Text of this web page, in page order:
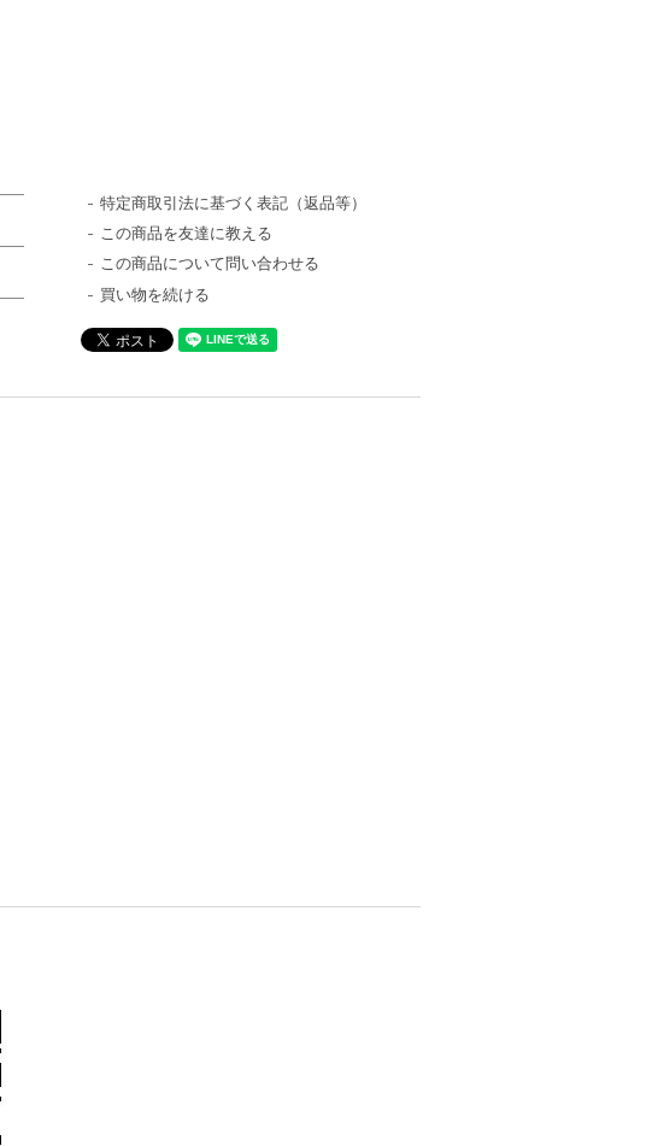
特定商取引法に基づく表記（返品等）
この商品を友達に教える
この商品について問い合わせる
買い物を続ける